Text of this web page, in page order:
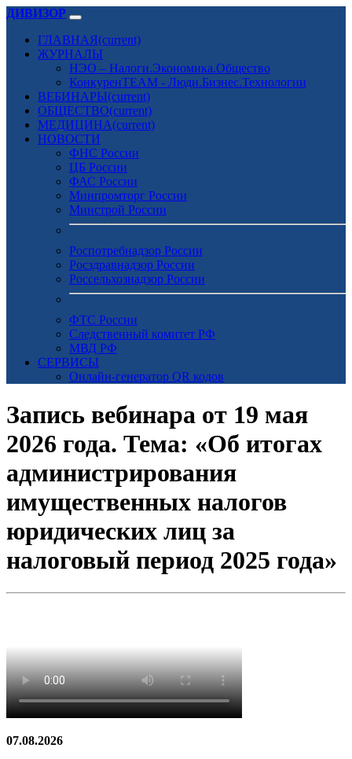
ДИВИЗОР
ГЛАВНАЯ(current)
ЖУРНАЛЫ
НЭО – Налоги.Экономика.Общество
КонкуренTEAM - Люди.Бизнес.Технологии
ВЕБИНАРЫ(current)
ОБЩЕСТВО(current)
МЕДИЦИНА(current)
НОВОСТИ
ФНС России
ЦБ России
ФАС России
Минпромторг России
Минстрой России
Роспотребнадзор России
Росздравнадзор России
Россельхознадзор России
ФТС России
Следственный комитет РФ
МВД РФ
СЕРВИСЫ
Онлайн-генератор QR кодов
Запись вебинара от 19 мая
2026 года. Тема: «Об итогах
администрирования
имущественных налогов
юридических лиц за
налоговый период 2025 года»
07.08.2026